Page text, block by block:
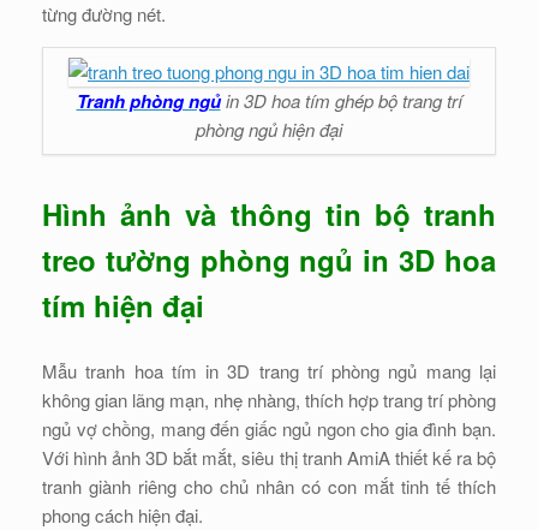
từng đường nét.
Tranh phòng ngủin 3D hoa tím ghép bộ trang trí
phòng ngủ hiện đại
Hình ảnh và thông tin bộ tranh
treo tường phòng ngủ in 3D hoa
tím hiện đại
Mẫu tranh hoa tím in 3D trang trí phòng ngủ mang lại
không gian lãng mạn, nhẹ nhàng, thích hợp trang trí phòng
ngủ vợ chồng, mang đến giấc ngủ ngon cho gia đình bạn.
Với hình ảnh 3D bắt mắt, siêu thị tranh AmiA thiết kế ra bộ
tranh giành riêng cho chủ nhân có con mắt tinh tế thích
phong cách hiện đại.